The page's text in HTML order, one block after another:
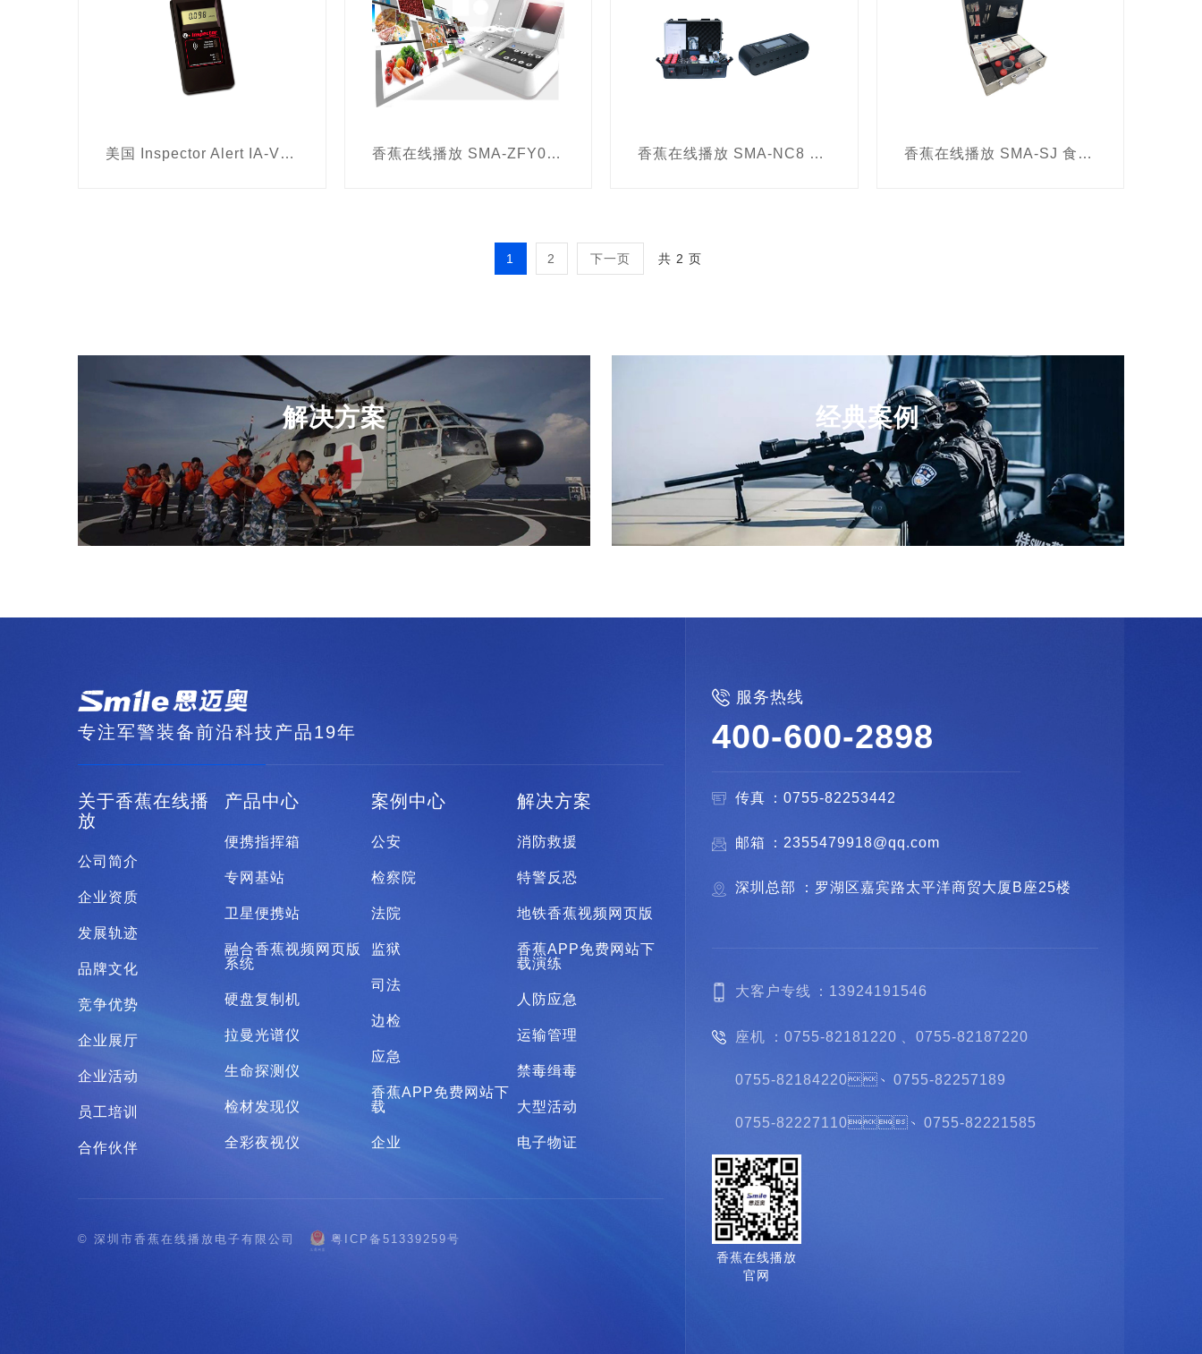
美国 Inspector Alert IA-V2 手持式辐射探测 香蕉在线播放 SMA-ZFY01 食品药品安全检测分析仪 香蕉在线播放 SMA-NC8 农药残留八道快速测试仪 香蕉在线播放 SMA-SJ 食品安全快速检测箱
1 2 下一页 共 2 页
解决方案 经典案例
专注军警装备前沿科技产品19年
关于香蕉在线播
放
公司简介
企业资质
发展轨迹
品牌文化
竞争优势
企业展厅
企业活动
员工培训
合作伙伴
产品中心
便携指挥箱
专网基站
卫星便携站
融合香蕉视频网页版
系统
硬盘复制机
拉曼光谱仪
生命探测仪
检材发现仪
全彩夜视仪
案例中心
公安
检察院
法院
监狱
司法
边检
应急
香蕉APP免费网站下
载
企业
解决方案
消防救援
特警反恐
地铁香蕉视频网页版
香蕉APP免费网站下
载演练
人防应急
运输管理
禁毒缉毒
大型活动
电子物证
© 深圳市香蕉在线播放电子有限公司 粤ICP备51339259号
 服务热线
400-600-2898
传真：0755-82253442
邮箱：2355479918@qq.com
深圳总部：罗湖区嘉宾路太平洋商贸大厦B座25楼
大客户专线：13924191546
座机：0755-82181220、0755-82187220
0755-82184220、0755-82257189
0755-82227110、0755-82221585
香蕉在线播放
官网